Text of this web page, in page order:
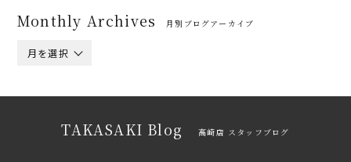
Monthly Archives 月別ブログアーカイブ
月を選択
TAKASAKI Blog 高崎店 スタッフブログ